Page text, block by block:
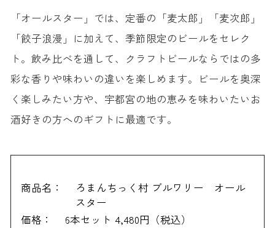
「オールスター」では、定番の「麦太郎」「麦次郎」
「餃子浪漫」に加えて、季節限定のビールをセレク
ト。飲み比べを通して、クラフトビールならではの多
彩な香りや味わいの違いを楽しめます。ビールを奥深
く楽しみたい方や、宇都宮の地の恵みを味わいたいお
酒好きの方へのギフトに最適です。
商品名：
ろまんちっく村 ブルワリー オール
スター
価格：
6本セット 4,480円（税込）